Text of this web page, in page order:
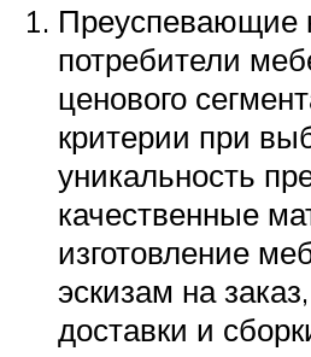
Преуспевающие
потребители
ценового
критерии при
уникальность
качественные
изготовление
эскизам на
доставки и